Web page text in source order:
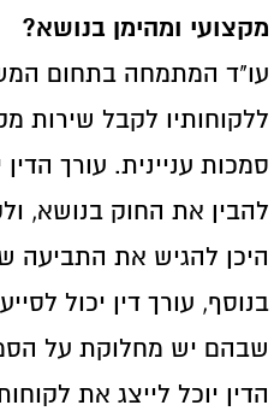
מקצועי ומהימן בנושא?
עו"ד המתמחה בתחום
ללקוחותיו לקבל שירות
סמכות עניינית. עורך הדין
להבין את החוק בנושא,
היכן להגיש את התביעה
בנוסף, עורך דין יכול
שבהם יש מחלוקת על
הדין יוכל לייצג את